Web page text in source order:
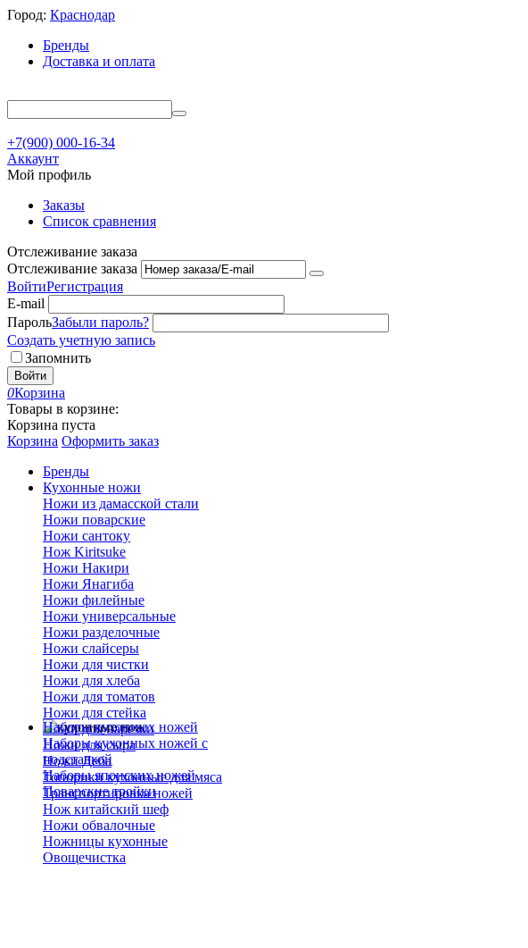
Город: Краснодар
Бренды
Доставка и оплата
+7(900) 000-16-34
Аккаунт
Мой профиль
Заказы
Список сравнения
Отслеживание заказа
Отслеживание заказа
ВойтиРегистрация
E-mail
ПарольЗабыли пароль?
Создать учетную запись
Запомнить
Войти
0Корзина
Товары в корзине:
Корзина пуста
Корзина Оформить заказ
Бренды
Кухонные ножи
Ножи из дамасской стали
Ножи поварские
Ножи сантоку
Нож Kiritsuke
Ножи Накири
Ножи Янагиба
Ножи филейные
Ножи универсальные
Ножи разделочные
Ножи слайсеры
Ножи для чистки
Ножи для хлеба
Ножи для томатов
Ножи для стейка
Ножи для нарезки
Ножи для сыра
Ножи Деба
Топорики кухонные для мяса
Транспортировка ножей
Нож китайский шеф
Ножи обвалочные
Ножницы кухонные
Овощечистка
Наборы кухонных ножей
Наборы кухонных ножей с
подставкой
Наборы японских ножей
Поварские тройки